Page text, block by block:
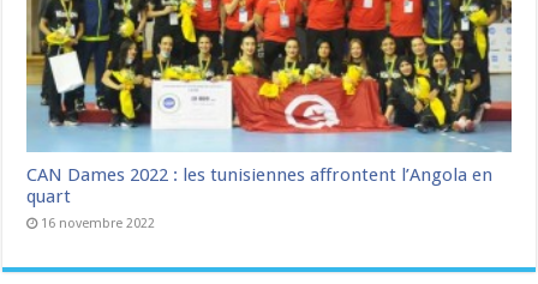
CAN Dames 2022 : les tunisiennes affrontent l’Angola en
quart
16 novembre 2022